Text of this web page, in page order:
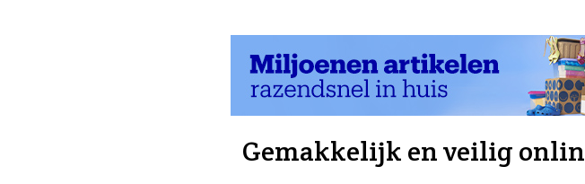
Gemakkelijk en veilig